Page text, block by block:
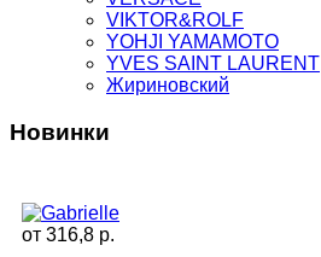
VIKTOR&ROLF
YOHJI YAMAMOTO
YVES SAINT LAURENT
Жириновский
Новинки
от 316,8 p.